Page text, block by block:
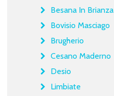
Besana In Brianza
Bovisio Masciago
Brugherio
Cesano Maderno
Desio
Limbiate